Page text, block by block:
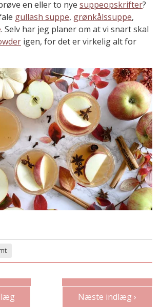
en eller to nye suppeopskrifter?
gullash suppe, grønkålssuppe,
. Selv har jeg planer om at vi snart skal
igen, for det er virkelig alt for
Næste indlæg ›